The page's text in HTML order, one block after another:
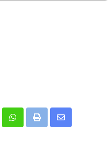
WhatsappPrint
Share